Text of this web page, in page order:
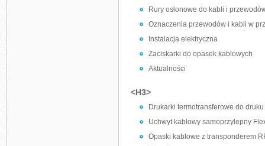
Rury osłonowe do kabli i
Oznaczenia przewodów i kabli w
Instalacja elektryczna
Zaciskarki do opasek kablowych
Aktualności
<H3>
Drukarki termotransferowe do
Uchwyt kablowy samoprzylepny
Opaski kablowe z transponderem